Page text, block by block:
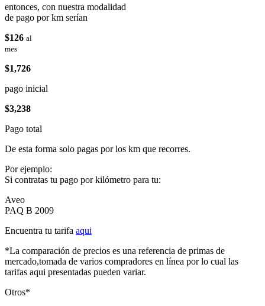
entonces, con nuestra modalidad
de pago por km serían
$126 al
mes
$1,726
pago inicial
$3,238
Pago total
De esta forma solo pagas por los km que recorres.
Por ejemplo:
Si contratas tu pago por kilómetro para tu:
Aveo
PAQ B 2009
Encuentra tu tarifa aqui
*La comparación de precios es una referencia de primas de
mercado,tomada de varios compradores en línea por lo cual las
tarifas aqui presentadas pueden variar.
Otros*